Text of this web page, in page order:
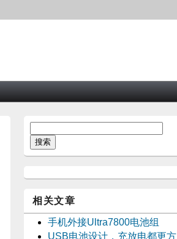
相关文章
手机外接Ultra7800电池组
USB电池设计，充放电都更方